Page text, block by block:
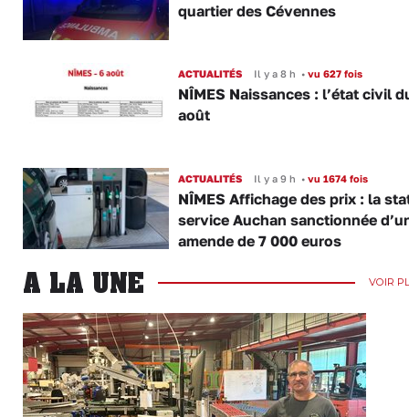
quartier des Cévennes
ACTUALITÉS Il y a 8 h •vu 627 fois
NÎMES Naissances : l’état civil
août
ACTUALITÉS Il y a 9 h •vu 1674 fois
NÎMES Affichage des prix : la
service Auchan sanctionnée
amende de 7 000 euros
A LA UNE VOIR